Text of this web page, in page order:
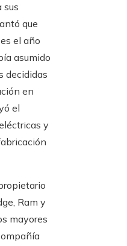
sus
que
el año
asumido
decididas
en
el
y
Ram y
mayores